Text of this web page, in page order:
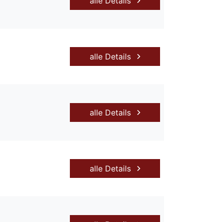
alle Details
alle Details
alle Details